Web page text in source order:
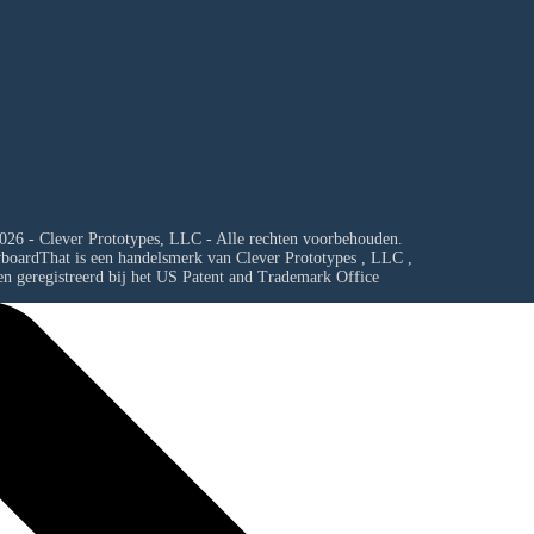
- Clever Prototypes, LLC - Alle rechten voorbehouden.
is een handelsmerk van Clever Prototypes , LLC,
geregistreerd bij het US Patent and Trademark Office